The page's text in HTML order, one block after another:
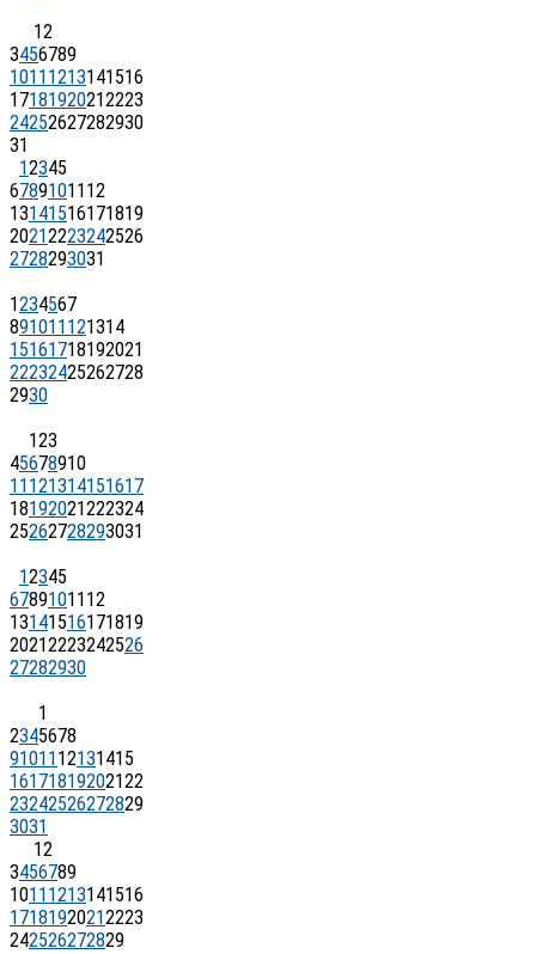
12
3456789
1011 1213141516
17181920212223
24252627282930
31
12345
67891011 12
13141516171819
20212223242526
2728293031
1234567
891011 121314
15161718192021
22232425262728
2930
123
45678910
11 121314151617
18192021222324
25262728293031
12345
67891011 12
13141516171819
20212223242526
27282930
1
2345678
91011 12131415
16171819202122
23242526272829
3031
12
3456789
1011 1213141516
17181920212223
242526272829